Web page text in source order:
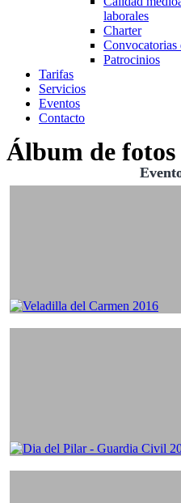
laborales
Charter
Convocatorias
Patrocinios
Tarifas
Servicios
Eventos
Contacto
Álbum de fotos